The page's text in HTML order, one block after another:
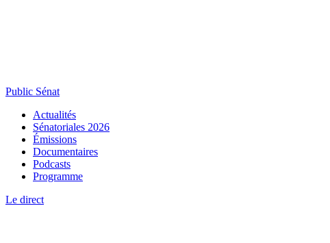
Public Sénat
Actualités
Sénatoriales 2026
Émissions
Documentaires
Podcasts
Programme
Le direct